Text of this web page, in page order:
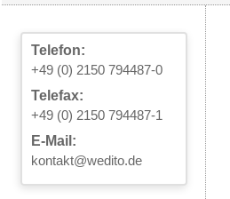
Telefon:
+49 (0) 2150 794487-0
Telefax:
+49 (0) 2150 794487-1
E-Mail:
kontakt@wedito.de